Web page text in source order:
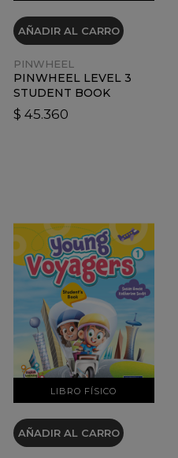
AÑADIR AL CARRO
PINWHEEL
PINWHEEL LEVEL 3
STUDENT BOOK
$ 45.360
LIBRO FÍSICO
VER DETALLES
AÑADIR AL CARRO